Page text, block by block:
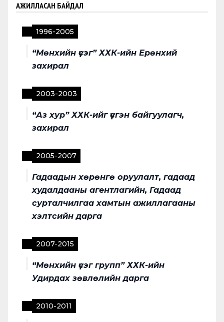
АЖИЛЛАСАН БАЙДАЛ
1996-2005
“Мөнхийн үсэг” ХХК-ийн Ерөнхий
захирал
2003-2003
“Аз хур” ХХК-ийг үүсгэн байгуулагч,
захирал
2005-2007
Гадаадын хөрөнгө оруулалт, гадаад
худалдааны агентлагийн, Гадаад
сурталчилгаа хамтын ажиллагааны
хэлтсийн дарга
2007-2015
“Мөнхийн үсэг групп” ХХК-ийн
Удирдах зөвлөлийн дарга
2010-2011